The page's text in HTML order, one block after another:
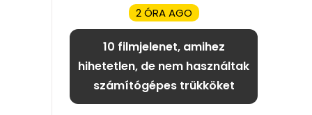
2 ÓRA AGO
10 filmjelenet, amihez
hihetetlen, de nem használtak
számítógépes trükköket